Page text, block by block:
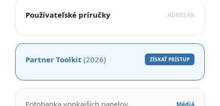
Používateľské príručky ADRESÁR
Partner Toolkit (2026) ZÍSKAŤ PRÍSTUP
Fotobanka vonkajších panelov Médiá